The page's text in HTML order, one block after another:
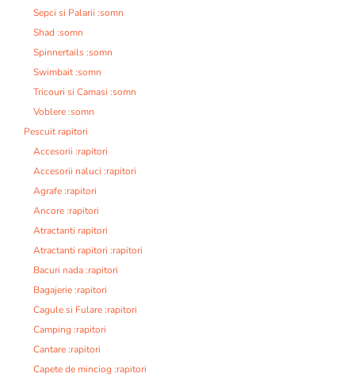
Sepci si Palarii :somn
Shad :somn
Spinnertails :somn
Swimbait :somn
Tricouri si Camasi :somn
Voblere :somn
Pescuit rapitori
Accesorii :rapitori
Accesorii naluci :rapitori
Agrafe :rapitori
Ancore :rapitori
Atractanti rapitori
Atractanti rapitori :rapitori
Bacuri nada :rapitori
Bagajerie :rapitori
Cagule si Fulare :rapitori
Camping :rapitori
Cantare :rapitori
Capete de minciog :rapitori